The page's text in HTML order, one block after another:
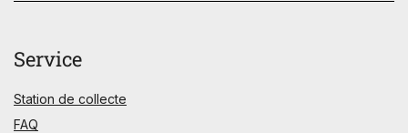
Service
Station de collecte
FAQ